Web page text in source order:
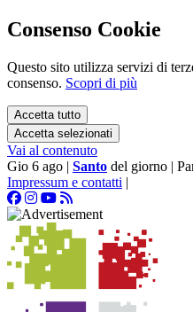
Consenso Cookie
Questo sito utilizza servizi di
consenso. Scopri di più
Accetta tutto
Accetta selezionati
Vai al contenuto
Gio 6 ago | Santo del giorno |
Impressum e contatti |